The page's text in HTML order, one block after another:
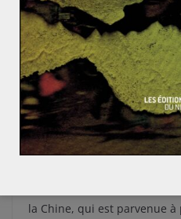
ASIE ET OCÉANIE CHINE
Clara JALABERT 3 janvier 2019
Rétrospective 2018 :
la Chine, qui est parvenue à